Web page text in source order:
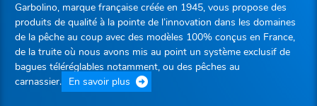
Garbolino, marque française créée en 1945, vous propose des
produits de qualité à la pointe de l’innovation dans les domaines
de la pêche au coup avec des modèles 100% conçus en France,
de la truite où nous avons mis au point un système exclusif de
bagues téléréglables notamment, ou des pêches au
carnassier. En savoir plus